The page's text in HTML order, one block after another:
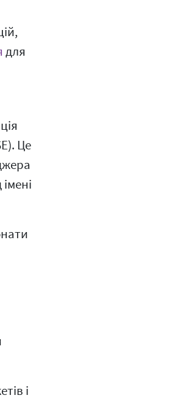
для
Це
і